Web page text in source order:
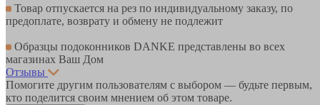
Товар отпускается на рез по индивидуальному заказу, по
предоплате, возврату и обмену не подлежит
Образцы подоконников DANKE представлены во всех
магазинах Ваш Дом
Отзывы
Помогите другим пользователям с выбором — будьте первым,
кто поделится своим мнением об этом товаре.